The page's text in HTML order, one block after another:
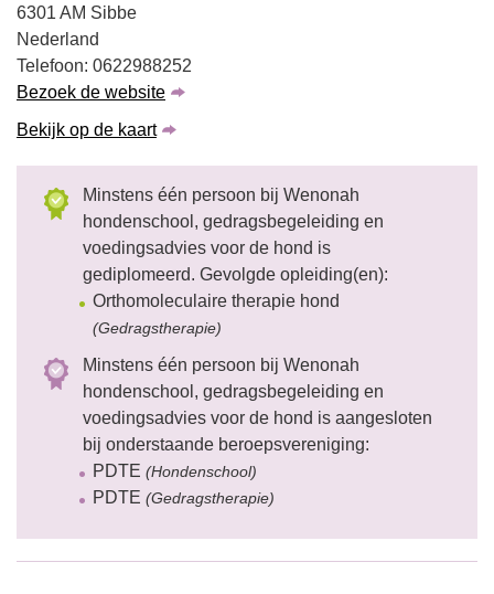
6301 AM Sibbe
Nederland
Telefoon: 0622988252
Bezoek de website
Bekijk op de kaart
Minstens één persoon bij Wenonah
hondenschool, gedragsbegeleiding en
voedingsadvies voor de hond is
gediplomeerd. Gevolgde opleiding(en):
Orthomoleculaire therapie hond
(Gedragstherapie)
Minstens één persoon bij Wenonah
hondenschool, gedragsbegeleiding en
voedingsadvies voor de hond is aangesloten
bij onderstaande beroepsvereniging:
PDTE (Hondenschool)
PDTE (Gedragstherapie)